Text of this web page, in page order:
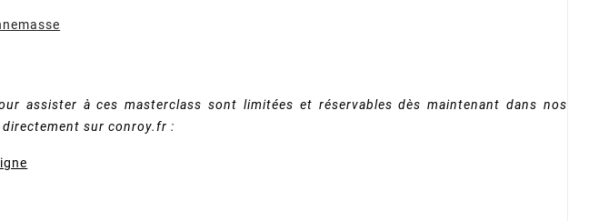
assister à ces masterclass sont limitées et réservables dès maintenant dans nos
sur conroy.fr :